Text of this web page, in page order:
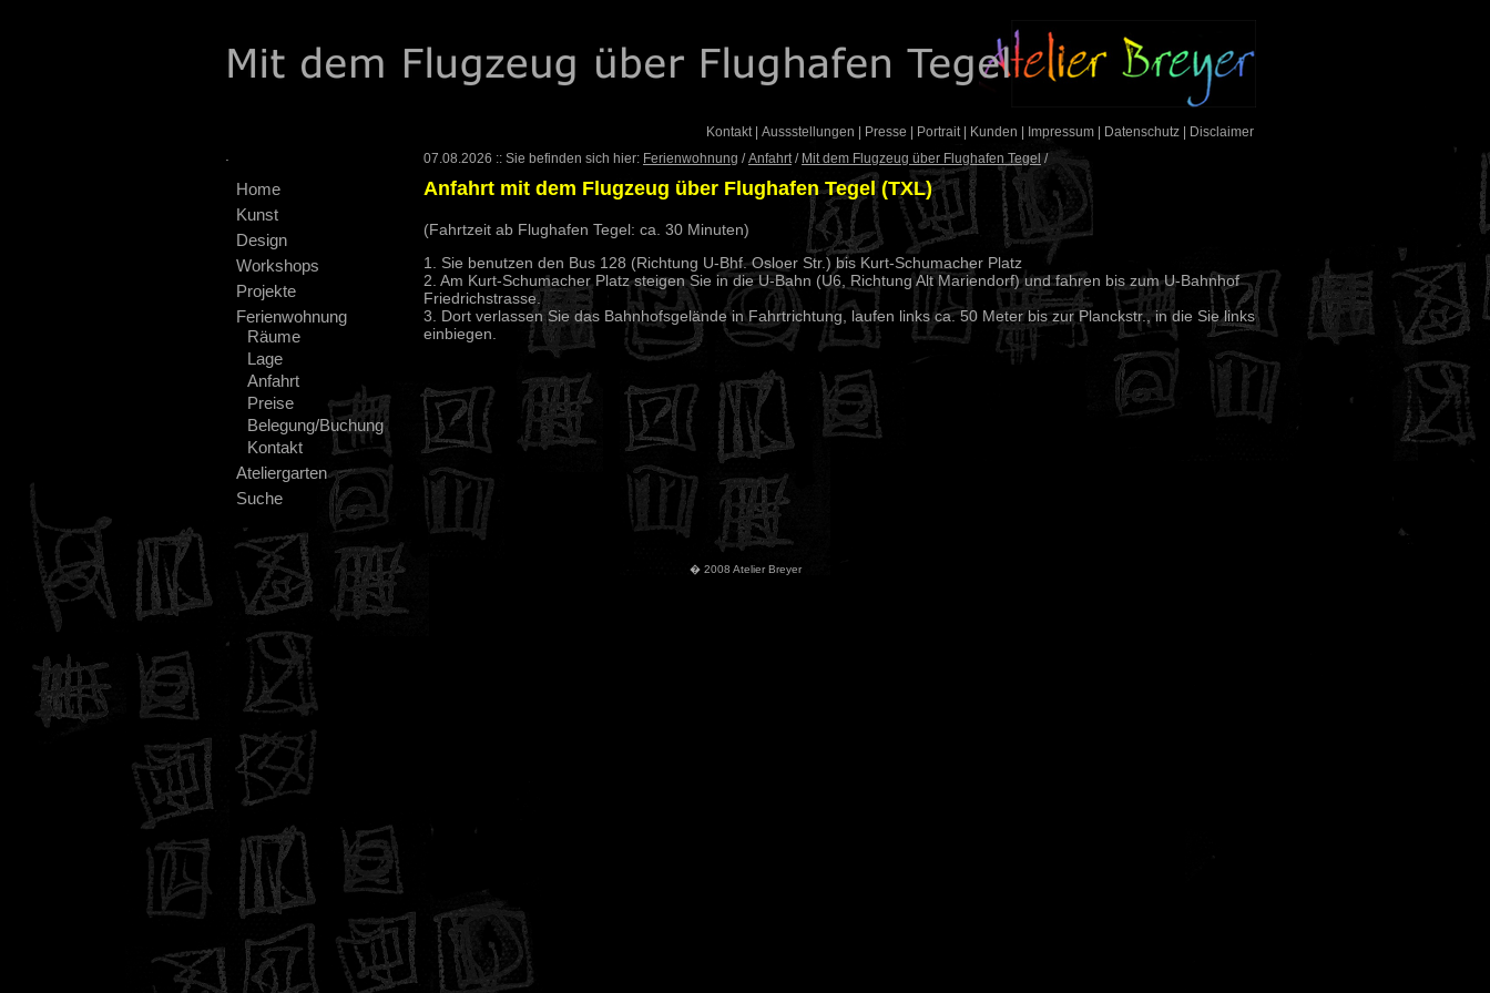
Kontakt| Aussstellungen Presse Portrait| Kunden Impressum Datenschutz Disclaimer
Home
Kunst
Design
Workshops
Projekte
Ferienwohnung
Räume
Lage
Anfahrt
Preise
Belegung/Buchung
Kontakt
Ateliergarten
Suche
07.08.2026 :: Sie befinden sich hier: Ferienwohnung /Anfahrt/ Mit dem Flugzeug über Flughafen Tegel /
Anfahrt mit dem Flugzeug über Flughafen Tegel (TXL)
(Fahrtzeit ab Flughafen Tegel: ca. 30 Minuten)
1. Sie benutzen den Bus 128 (Richtung U-Bhf. Osloer Str.) bis Kurt-Schumacher Platz
2. Am Kurt-Schumacher Platz steigen Sie in die U-Bahn (U6, Richtung Alt Mariendorf) und fahren bis zum U-Bahnhof
Friedrichstrasse.
3. Dort verlassen Sie das Bahnhofsgelände in Fahrtrichtung, laufen links ca. 50 Meter bis zur Planckstr., in die Sie links
einbiegen.
� 2008 Atelier Breyer